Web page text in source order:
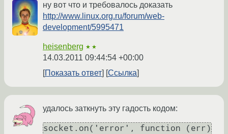
ну вот что и требовалось доказать
http://www.linux.org.ru/forum/web-
development/5995471
heisenberg ★★
14.03.2011 09:44:54 +00:00
Показать ответ
Ссылка
удалось заткнуть эту гадость кодом:
socket.on('error', function (err)